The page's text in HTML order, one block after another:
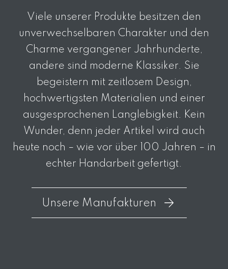
Viele unserer Produkte besitzen den
unverwechselbaren Charakter und den
Charme vergangener Jahrhunderte,
andere sind moderne Klassiker. Sie
begeistern mit zeitlosem Design,
hochwertigsten Materialien und einer
ausgesprochenen Langlebigkeit. Kein
Wunder, denn jeder Artikel wird auch
heute noch – wie vor über 100 Jahren – in
echter Handarbeit gefertigt.
Unsere Manufakturen